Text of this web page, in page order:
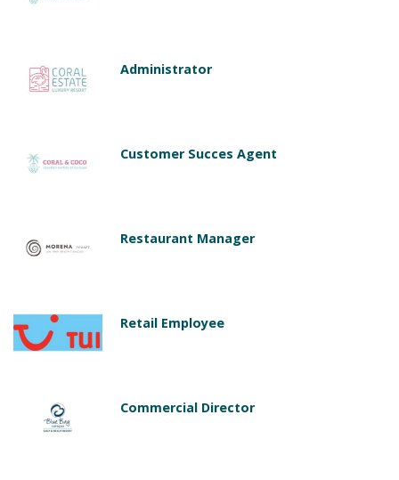
Administrator
Customer Succes Agent
Restaurant Manager
Retail Employee
Commercial Director